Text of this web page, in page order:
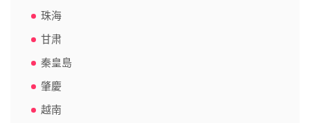
珠海
甘肃
秦皇島
肇慶
越南